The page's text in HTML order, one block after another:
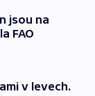
jsou na
FAO
v levech.